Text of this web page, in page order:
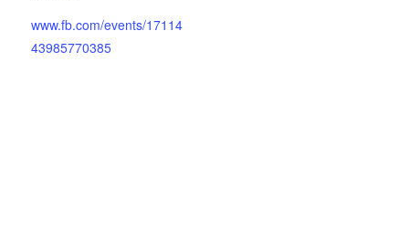
www.fb.com/events/17114
43985770385